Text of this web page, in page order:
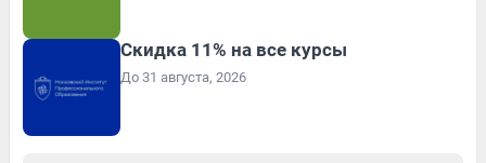
Скидка 11% на все курсы
До 31 августа, 2026